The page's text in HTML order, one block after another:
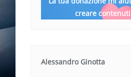
creare
Alessandro Ginotta